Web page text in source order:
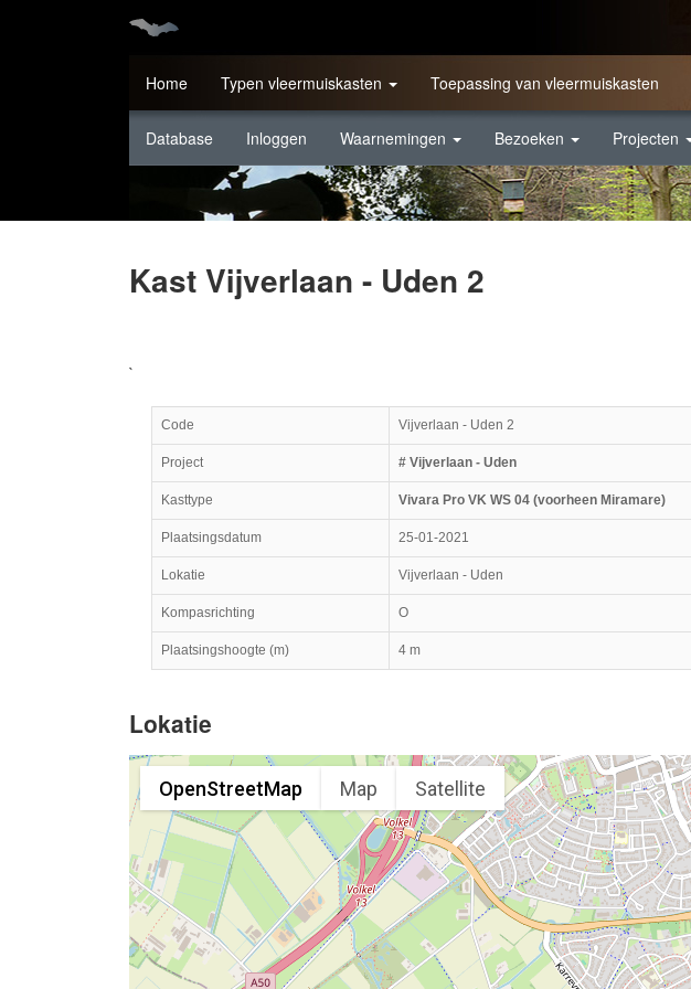
Home Typen vleermuiskasten Toepassing van vleermuiskasten
Database Inloggen Waarnemingen Bezoeken Projecten
Kast Vijverlaan - Uden 2
`
Code Vijverlaan - Uden 2
Project # Vijverlaan - Uden
Kasttype Vivara Pro VK WS 04 (voorheen Miramare)
Plaatsingsdatum 25-01-2021
Lokatie Vijverlaan - Uden
Kompasrichting O
Plaatsingshoogte (m) 4 m
Lokatie
OpenStreetMap Map Satellite